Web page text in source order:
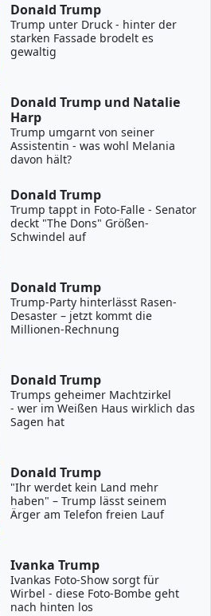
Donald Trump
Trump unter Druck - hinter der
starken Fassade brodelt es
gewaltig
Donald Trump und Natalie
Harp
Trump umgarnt von seiner
Assistentin - was wohl Melania
davon hält?
Donald Trump
Trump tappt in Foto-Falle - Senator
deckt "The Dons" Größen-
Schwindel auf
Donald Trump
Trump-Party hinterlässt Rasen-
Desaster – jetzt kommt die
Millionen-Rechnung
Donald Trump
Trumps geheimer Machtzirkel
- wer im Weißen Haus wirklich das
Sagen hat
Donald Trump
"Ihr werdet kein Land mehr
haben" – Trump lässt seinem
Ärger am Telefon freien Lauf
Ivanka Trump
Ivankas Foto-Show sorgt für
Wirbel - diese Foto-Bombe geht
nach hinten los